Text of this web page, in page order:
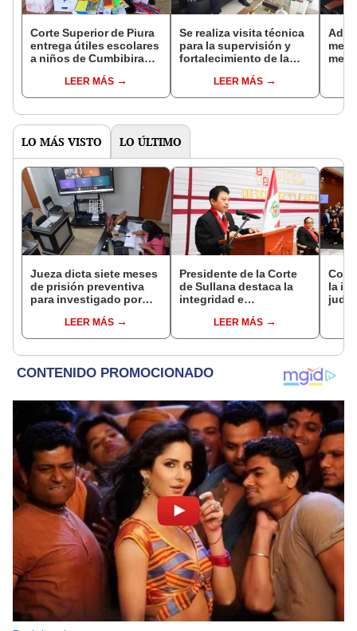
Corte Superior de Piura
entrega útiles escolares
a niños de Cumbibira
LEER MÁS
Se realiza visita técnica
para la supervisión y
fortalecimiento de la
Desastres en la Corte de
Piura
LEER MÁS
LO MÁS VISTO LO ÚLTIMO
Jueza dicta siete meses
de prisión preventiva
para investigado por
LEER MÁS
Presidente de la Corte
de Sullana destaca la
integridad e
por el Día del Juez y la
Jueza
LEER MÁS
la